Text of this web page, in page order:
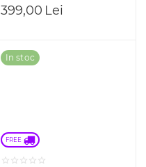
399,00 Lei
In stoc
FREE